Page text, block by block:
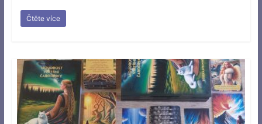
Čtěte více